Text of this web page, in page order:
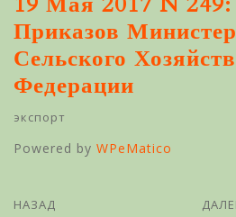
Приказов
Сельского
Федерации
экспорт
Powered by WPeMatico
НАЗАД